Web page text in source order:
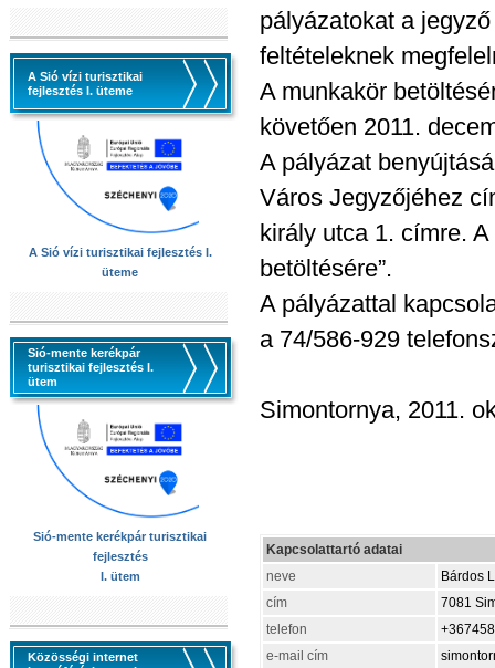
A Sió vízi turisztikai
fejlesztés I. üteme
A Sió vízi turisztikai fejlesztés I.
üteme
Sió-mente kerékpár
turisztikai fejlesztés I.
ütem
Sió-mente kerékpár turisztikai
fejlesztés
I. ütem
Közösségi internet
pályázatokat a
feltételeknek
A munkakör
követően 2011.
A pályázat
Város Jegyzőjéhez
király utca 1. címre.
betöltésére”.
A pályázattal
a 74/586-929
Simontornya, 2011.
Kapcsolattartó adatai
neve
Bárdos
cím
7081
telefon
e-mail cím